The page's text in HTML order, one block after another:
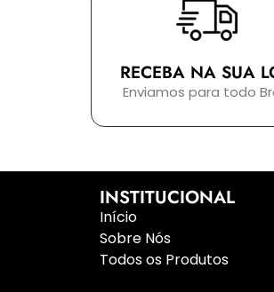
RECEBA NA SUA
Enviamos para todo
INSTITUCIONAL
Início
Sobre Nós
Todos os Produtos